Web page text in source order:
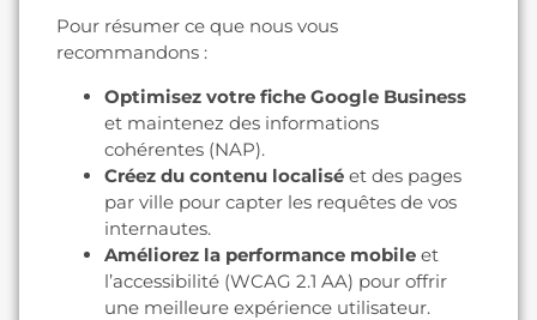
Pour résumer ce que nous vous
recommandons :
Optimisez votre fiche Google Business
et maintenez des informations
cohérentes (NAP).
Créez du contenu localisé et des pages
par ville pour capter les requêtes de vos
internautes.
Améliorez la performance mobile et
l’accessibilité (WCAG 2.1 AA) pour offrir
une meilleure expérience utilisateur.